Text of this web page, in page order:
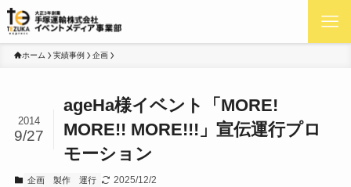
ホーム 実績事例 企画
ageHa様イベント「MORE!
MORE!! MORE!!!」宣伝運行プロ
モーション
2014
9/27
企画 製作 運行 2025/12/2